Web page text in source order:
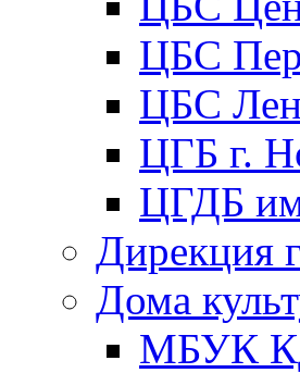
ЦБС
ЦБС
ЦГБ г.
ЦГДБ
Дирекция
Дома
МБУК